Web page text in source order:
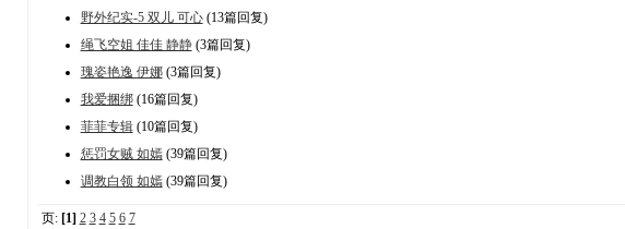
野外纪实-5 双儿 可心(13篇回复)
绳飞空姐 佳佳 静静(3篇回复)
瑰姿艳逸 伊娜(3篇回复)
我爱捆绑(16篇回复)
菲菲专辑(10篇回复)
惩罚女贼 如嫣(39篇回复)
调教白领 如嫣(39篇回复)
页: [1] 2 3 4 5 6 7